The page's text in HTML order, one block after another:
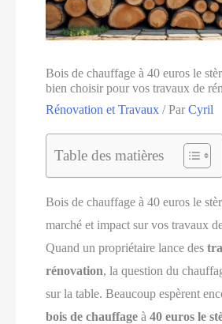
Bois de chauffage à 40 euros le
bien choisir pour vos travaux de
Rénovation et Travaux / ParCyril
Table des matières
Bois de chauffage à 40 euros le
marché et impact sur vos travaux
Quand un propriétaire lance des
rénovation, la question du
sur la table. Beaucoup espèrent
bois de chauffage à40 euros le